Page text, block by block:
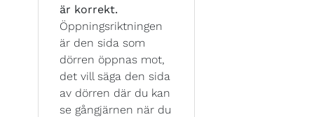
är korrekt.
Öppningsriktningen
är den sida som
dörren öppnas mot,
det vill säga den sida
av dörren där du kan
se gångjärnen när du